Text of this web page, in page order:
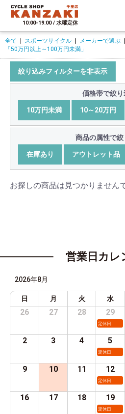
10:00-19:00 / 水曜定休
全て スポーツサイクル メーカーで選ぶ
「50万円以上～100万円未満」
絞り込みフィルターを非表示
価格帯で絞り
10万円未満 10～20万円
商品の属性で
在庫あり アウトレット品
お探しの商品は見つかりません
営業日カレ
2026年8月
日 月 火 水
26 27 28 29
定休日
2 3 4 5
定休日
9 10 11 12
定休日
16 17 18 19
定休日